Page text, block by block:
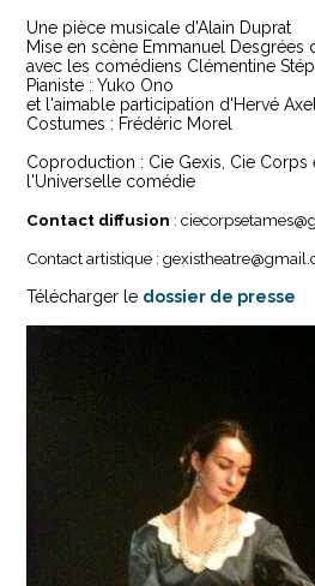
Une pièce musicale d'Alain Duprat
Mise en scène Emmanuel Desgrées
avec les comédiens Clémentine
Pianiste : Yuko Ono
et l'aimable participation d'Hervé
Costumes : Frédéric Morel
Coproduction : Cie Gexis, Cie Corps
l'Universelle comédie
Contact diffusion :
Contact artistique :
Télécharger le dossier de presse